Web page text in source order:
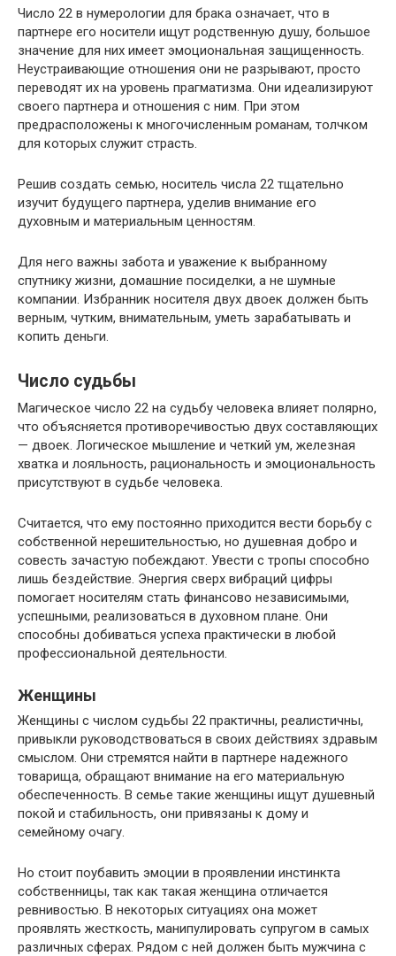
Число 22 в нумерологии для брака означает, что в
партнере его носители ищут родственную душу, большое
значение для них имеет эмоциональная защищенность.
Неустраивающие отношения они не разрывают, просто
переводят их на уровень прагматизма. Они идеализируют
своего партнера и отношения с ним. При этом
предрасположены к многочисленным романам, толчком
для которых служит страсть.
Решив создать семью, носитель числа 22 тщательно
изучит будущего партнера, уделив внимание его
духовным и материальным ценностям.
Для него важны забота и уважение к выбранному
спутнику жизни, домашние посиделки, а не шумные
компании. Избранник носителя двух двоек должен быть
верным, чутким, внимательным, уметь зарабатывать и
копить деньги.
Число судьбы
Магическое число 22 на судьбу человека влияет полярно,
что объясняется противоречивостью двух составляющих
— двоек. Логическое мышление и четкий ум, железная
хватка и лояльность, рациональность и эмоциональность
присутствуют в судьбе человека.
Считается, что ему постоянно приходится вести борьбу с
собственной нерешительностью, но душевная добро и
совесть зачастую побеждают. Увести с тропы способно
лишь бездействие. Энергия сверх вибраций цифры
помогает носителям стать финансово независимыми,
успешными, реализоваться в духовном плане. Они
способны добиваться успеха практически в любой
профессиональной деятельности.
Женщины
Женщины с числом судьбы 22 практичны, реалистичны,
привыкли руководствоваться в своих действиях здравым
смыслом. Они стремятся найти в партнере надежного
товарища, обращают внимание на его материальную
обеспеченность. В семье такие женщины ищут душевный
покой и стабильность, они привязаны к дому и
семейному очагу.
Но стоит поубавить эмоции в проявлении инстинкта
собственницы, так как такая женщина отличается
ревнивостью. В некоторых ситуациях она может
проявлять жесткость, манипулировать супругом в самых
различных сферах. Рядом с ней должен быть мужчина с